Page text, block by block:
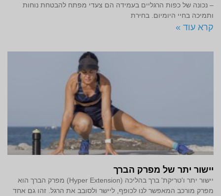
– נכונה של כפות הרגליים בעמידה הם צעדי מפתח להבטחת נוחות
ותמיכה בחיי היומיום. בחירת
קרא עוד »
יישור יתר של מפרק הברך
יישור יתר ו'טריקת' ברך בהליכה (Hyper Extension) מפרק הברך הוא
מפרק מורכב המאפשר לנו לכופף, ליישר ולסובב את הרגל. זהו גם אחד